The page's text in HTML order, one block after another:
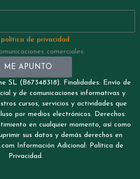
política de privacidad
comerciales
ME APUNTO
SL (B67348318). Finalidades: Envío de
y de comunicaciones informativas y
cursos, servicios y actividades que
por medios electrónicos. Derechos:
en cualquier momento, así como
sus datos y demás derechos en
Información Adicional: Política de
Privacidad.